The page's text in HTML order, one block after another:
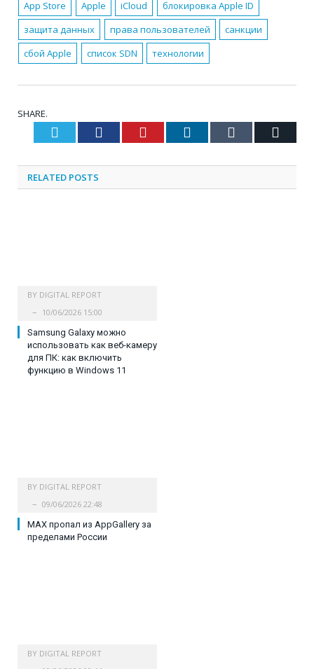
App Store Apple iCloud
блокировка Apple ID
защита данных
права пользователей
санкции
сбой Apple
список SDN технологии
SHARE.
Twitter Facebook Pinterest LinkedIn Tumblr
RELATED POSTS
BY DIGITAL REPORT
10/06/2026 15:00
Samsung Galaxy можно
использовать как веб-камеру
для ПК: как включить
функцию в Windows 11
BY DIGITAL REPORT
09/06/2026 22:48
MAX пропал из AppGallery за
пределами России
BY DIGITAL REPORT